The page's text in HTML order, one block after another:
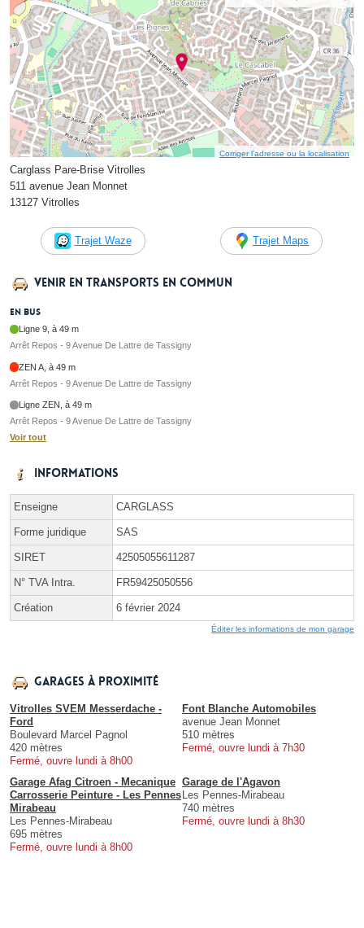
Corriger l’adresse ou la localisation
Carglass Pare-Brise Vitrolles
511 avenue Jean Monnet
13127 Vitrolles
Trajet Waze Trajet Maps
Venir en transports en commun
En bus
Ligne 9, à 49 m
Arrêt Repos - 9 Avenue De Lattre de Tassigny
ZEN A, à 49 m
Arrêt Repos - 9 Avenue De Lattre de Tassigny
Ligne ZEN, à 49 m
Arrêt Repos - 9 Avenue De Lattre de Tassigny
Voir tout
Informations
Enseigne CARGLASS
Forme juridique SAS
SIRET 42505055611287
N° TVA Intra. FR59425050556
Création 6 février 2024
Éditer les informations de mon garage
Garages à proximité
Vitrolles SVEM Messerdache -
Ford
Boulevard Marcel Pagnol
420 mètres
Fermé, ouvre lundi à 8h00
Font Blanche Automobiles
avenue Jean Monnet
510 mètres
Fermé, ouvre lundi à 7h30
Garage Afag Citroen - Mecanique
Carrosserie Peinture - Les Pennes
Mirabeau
Les Pennes-Mirabeau
695 mètres
Fermé, ouvre lundi à 8h00
Garage de l'Agavon
Les Pennes-Mirabeau
740 mètres
Fermé, ouvre lundi à 8h30